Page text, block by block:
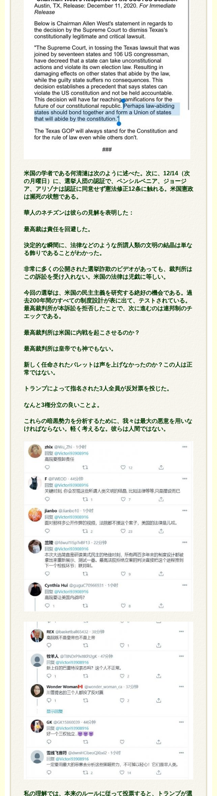
米国の学者である何清漣は次のように述べた。次に、12/14（次
の月曜日）に、選挙人団の認証で、 ペンシルベニア、ジョージ
ア、アリゾナは認証に同意せず憲法修正12条に触れる。米国憲政
は瀕死の状態である。
華人のネチズンは彼らの見解を表明した：
最高裁は責任を回避した。
決定的な瞬間に、法律などのような所謂人類の文明の結晶は単な
る飾りであることがわかった。
非常に多くの公開された選挙詐欺のビデオがあっても、裁判所は
この訴訟を受け入れない。米国の法律は児戯に等しい。
今回の選挙は、米国の民主主義を研究する絶好の機会である。過
去200年間のすべての制度設計が表に出て、テストされている。
最高裁判所が本訴訟を拒否したことで、次に進むのは連邦制のチ
エックである。
最高裁判所は米国に内戦を起こさせるのか？
最高裁判所は皇帝でも神でもない。
新しく任命されたバレットは声を上げなかったのか？この人は正
常ではない。
トランプによって指名された3人全員が反対票を投じた。
なんと3権分立の良いことよ。
これらの暗黒勢力を分析するために、我々は最大の悪意を用いな
ければならない。軽く考えるな。彼らは人間ではない。
私の理解では、本来のルールに従って投票すると、トランプが選